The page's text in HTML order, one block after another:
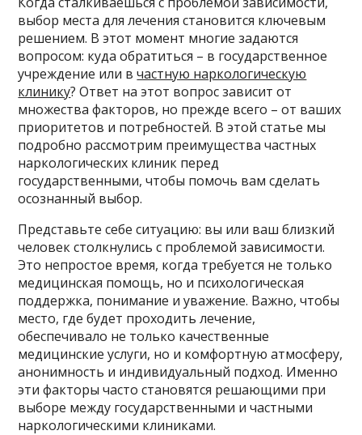
выбор места для лечения становится ключевым
решением. В этот момент многие задаются
вопросом: куда обратиться – в государственное
учреждение или вчастную наркологическую
клинику? Ответ на этот вопрос зависит от
множества факторов, но прежде всего – от ваших
приоритетов и потребностей. В этой статье мы
подробно рассмотрим преимущества частных
наркологических клиник перед
государственными, чтобы помочь вам сделать
осознанный выбор.
Представьте себе ситуацию: вы или ваш близкий
человек столкнулись с проблемой зависимости.
Это непростое время, когда требуется не только
медицинская помощь, но и психологическая
поддержка, понимание и уважение. Важно, чтобы
место, где будет проходить лечение,
обеспечивало не только качественные
медицинские услуги, но и комфортную атмосферу,
анонимность и индивидуальный подход. Именно
эти факторы часто становятся решающими при
выборе между государственными и частными
наркологическими клиниками.